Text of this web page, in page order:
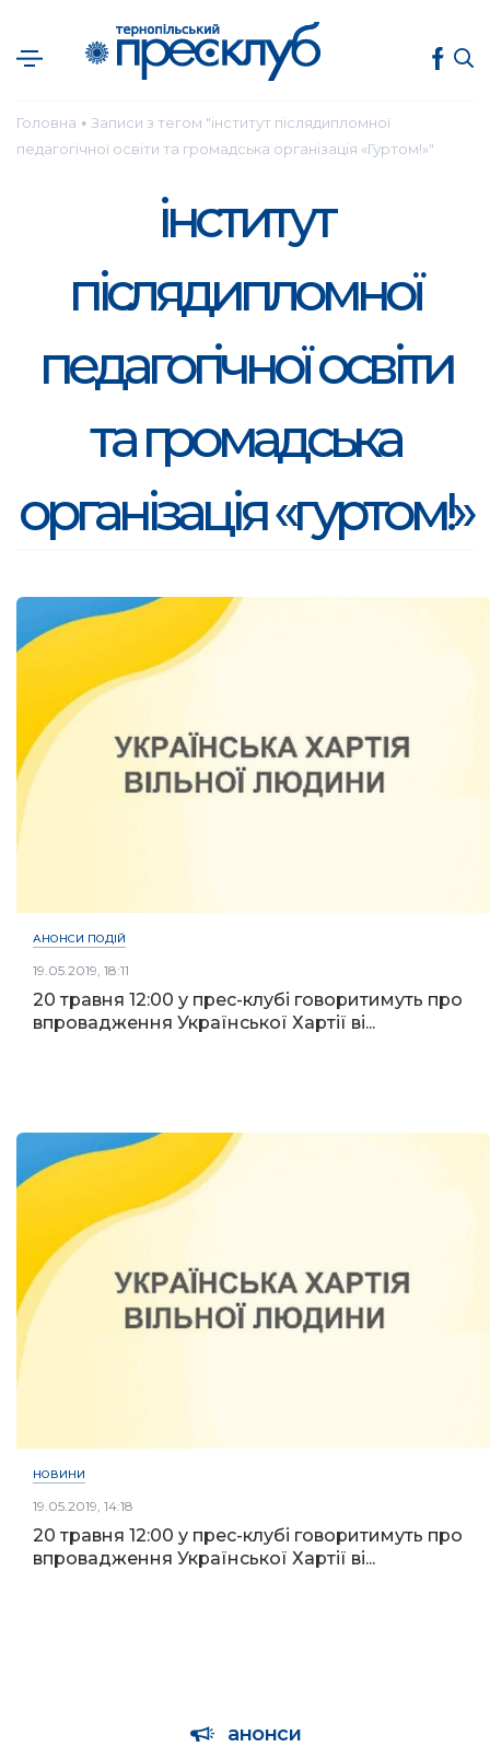
Головна ● Записи з тегом "інститут післядипломної
педагогічної освіти та громадська організація «Гуртом!»"
інститут
післядипломної
педагогічної освіти
та громадська
організація «гуртом!»
АНОНСИ ПОДІЙ
19.05.2019, 18:11
20 травня 12:00 у прес-клубі говоритимуть про
впровадження Української Хартії ві...
НОВИНИ
19.05.2019, 14:18
20 травня 12:00 у прес-клубі говоритимуть про
впровадження Української Хартії ві...
анонси